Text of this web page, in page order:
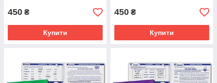
450 ₴
Купити
450 ₴
Купити